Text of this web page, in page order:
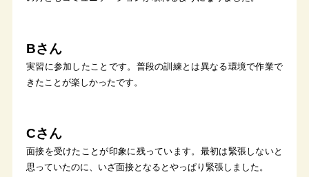
Bさん
実習に参加したことです。普段の訓練とは異なる環境で作業で
きたことが楽しかったです。
Cさん
面接を受けたことが印象に残っています。最初は緊張しないと
思っていたのに、いざ面接となるとやっぱり緊張しました。